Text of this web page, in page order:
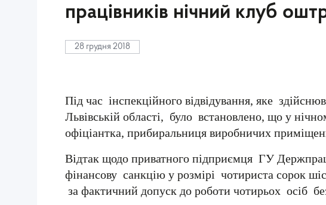
працівників нічний клуб
28 грудня 2018
Під час інспекційного відвідування, яке
Львівській області, було встановлено, що у
офіціантка, прибиральниця виробничих
Відтак щодо приватного підприємця ГУ
фінансову санкцію у розмірі чотириста сорок
за фактичний допуск до роботи чотирьох осіб